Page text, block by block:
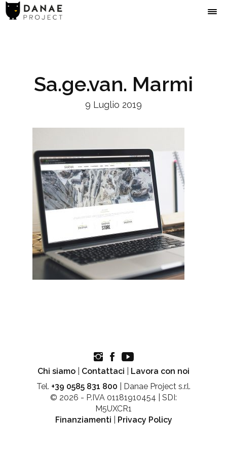
Sa.ge.van. Marmi
9 Luglio 2019
Chi siamo Contattaci
Lavora con noi
Tel. +39 0585 831 800 | Danae Project s.r.l.
© 2026 - P.IVA 01181910454 | SDI:
M5UXCR1
Finanziamenti
Privacy Policy